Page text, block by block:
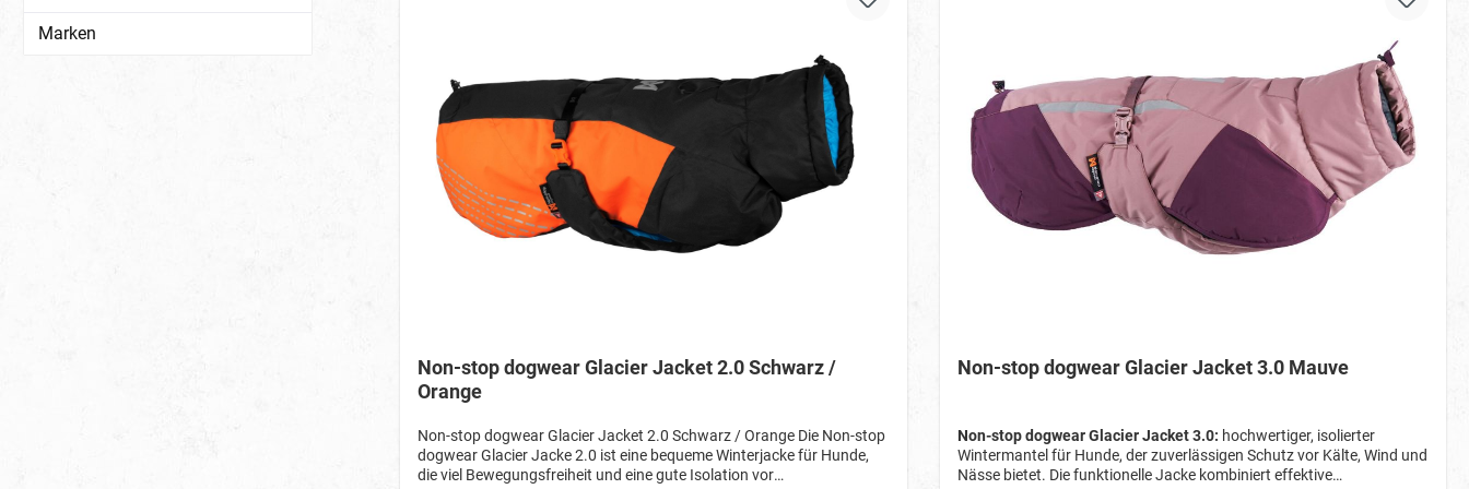
Marken
Entwässerungslöcher angebracht. Diese Löcher verhindern, dass sich
sorgen für eine hohe Sichtbarkeit in der Dunkelheit und an bewölkten
Tagen. Ein weiteres praktisches Detail ist, dass der Glacier
Hundemantel leicht zusammengepackt werden kann und sich in der
mitgelieferten Netztasche verstauen lässt. Größenauswahl: Zur
Ermittlung der Größe setzt man ein Maßband zwischen den
Schulterblättern an und misst bis zum Anfang der Rute.(Siehe
Zeichnung in den Artikelbildern) Anhand des ermittelten Maßes kann
mithilfe der Tabelle die passende Größe gefunden werden. Größe
Rückenlänge 27 26-29 cm 30 28-32 cm 33 31-35 cm 36 33-39 cm
40 37-43 cm 45 42-48 cm 50 47-53 cm 55 52-58 cm 60 57-63 cm 65
Entwässerungslöcher angebracht. Diese Löcher verhindern, dass sich
sorgen für eine hohe Sichtbarkeit in der Dunkelheit und an bewölkten
Tagen. Ein weiteres praktisches Detail ist, dass der Glacier
Hundemantel leicht zusammengepackt werden kann und sich in der
mitgelieferten Netztasche verstauen lässt. Größenauswahl: Zur
Ermittlung der Größe setzt man ein Maßband zwischen den
Schulterblättern an und misst bis zum Anfang der Rute.(Siehe
Zeichnung in den Artikelbildern) Anhand des ermittelten Maßes kann
mithilfe der Tabelle die passende Größe gefunden werden. Größe
Rückenlänge 27 26-29 cm 30 28-32 cm 33 31-35 cm 36 33-39 cm
40 37-43 cm 45 42-48 cm 50 47-53 cm 55 52-58 cm 60 57-63 cm 65
Non-stop dogwear Glacier Jacket 2.0 Schwarz /
Orange
Non-stop dogwear Glacier Jacket 2.0 Schwarz / Orange Die Non-stop
dogwear Glacier Jacke 2.0 ist eine bequeme Winterjacke für Hunde,
die viel Bewegungsfreiheit und eine gute Isolation vor
Non-stop dogwear Glacier Jacket 3.0 Mauve
Non-stop dogwear Glacier Jacket 3.0: hochwertiger, isolierter
Wintermantel für Hunde, der zuverlässigen Schutz vor Kälte, Wind und
Nässe bietet. Die funktionelle Jacke kombiniert effektive